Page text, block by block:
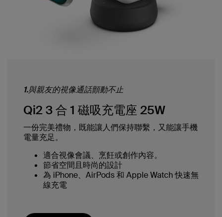
1.與親友的視像通話顫動不止
Qi2 3 合 1 磁吸充電座 25W
一份完美禮物，既能讓人們保持聯繫，又能讓手機
電量充足。
適合視像會議、烹飪或創作內容。
節省空間且時尚的設計
為 iPhone、AirPods 和 Apple Watch 快速無
線充電